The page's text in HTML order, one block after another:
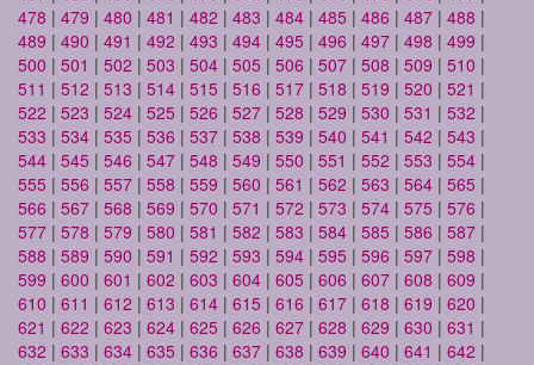
478 | 479 | 480 | 481 | 482 | 483 | 484 | 485 | 486 | 487 | 488 |
489 | 490 | 491 | 492 | 493 | 494 | 495 | 496 | 497 | 498 | 499 |
500 | 501 | 502 | 503 | 504 | 505 | 506 | 507 | 508 | 509 | 510 |
511 | 512 | 513 | 514 | 515 | 516 | 517 | 518 | 519 | 520 | 521 |
522 | 523 | 524 | 525 | 526 | 527 | 528 | 529 | 530 | 531 | 532 |
533 | 534 | 535 | 536 | 537 | 538 | 539 | 540 | 541 | 542 | 543 |
544 | 545 | 546 | 547 | 548 | 549 | 550 | 551 | 552 | 553 | 554 |
555 | 556 | 557 | 558 | 559 | 560 | 561 | 562 | 563 | 564 | 565 |
566 | 567 | 568 | 569 | 570 | 571 | 572 | 573 | 574 | 575 | 576 |
577 | 578 | 579 | 580 | 581 | 582 | 583 | 584 | 585 | 586 | 587 |
588 | 589 | 590 | 591 | 592 | 593 | 594 | 595 | 596 | 597 | 598 |
599 | 600 | 601 | 602 | 603 | 604 | 605 | 606 | 607 | 608 | 609 |
610 | 611 | 612 | 613 | 614 | 615 | 616 | 617 | 618 | 619 | 620 |
621 | 622 | 623 | 624 | 625 | 626 | 627 | 628 | 629 | 630 | 631 |
632 | 633 | 634 | 635 | 636 | 637 | 638 | 639 | 640 | 641 | 642 |